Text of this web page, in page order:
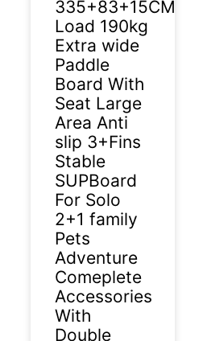
335+83+15CM
Load 190kg
Extra wide
Paddle
Board With
Seat Large
Area Anti
slip 3+Fins
Stable
SUPBoard
For Solo
2+1 family
Pets
Adventure
Comeplete
Accessories
With
Double